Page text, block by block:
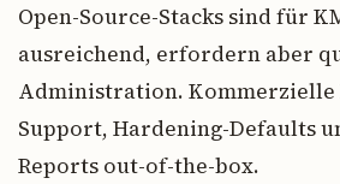
Open-Source-Stacks sind für
ausreichend, erfordern aber
Administration. Kommerzielle
Support, Hardening-Defaults
Reports out-of-the-box.